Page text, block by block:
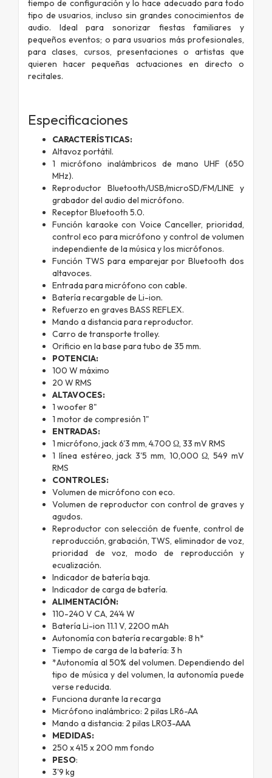
tiempo de configuración y lo hace adecuado para todo
tipo de usuarios, incluso sin grandes conocimientos de
audio. Ideal para sonorizar fiestas familiares y
pequeños eventos; o para usuarios más profesionales,
para clases, cursos, presentaciones o artistas que
quieren hacer pequeñas actuaciones en directo o
recitales.
Especificaciones
CARACTERÍSTICAS:
Altavoz portátil.
1 micrófono inalámbricos de mano UHF (650
MHz).
Reproductor Bluetooth/USB/microSD/FM/LINE y
grabador del audio del micrófono.
Receptor Bluetooth 5.0.
Función karaoke con Voice Canceller, prioridad,
control eco para micrófono y control de volumen
independiente de la música y los micrófonos.
Función TWS para emparejar por Bluetooth dos
altavoces.
Entrada para micrófono con cable.
Batería recargable de Li-ion.
Refuerzo en graves BASS REFLEX.
Mando a distancia para reproductor.
Carro de transporte trolley.
Orificio en la base para tubo de 35 mm.
POTENCIA:
100 W máximo
20 W RMS
ALTAVOCES:
1 woofer 8"
1 motor de compresión 1"
ENTRADAS:
1 micrófono, jack 6'3 mm, 4.700 Ω, 33 mV RMS
1 línea estéreo, jack 3'5 mm, 10,000 Ω, 549 mV
RMS
CONTROLES:
Volumen de micrófono con eco.
Volumen de reproductor con control de graves y
agudos.
Reproductor con selección de fuente, control de
reproducción, grabación, TWS, eliminador de voz,
prioridad de voz, modo de reproducción y
ecualización.
Indicador de batería baja.
Indicador de carga de batería.
ALIMENTACIÓN:
110-240 V CA, 24'4 W
Batería Li-ion 11.1 V, 2200 mAh
Autonomía con batería recargable: 8 h*
Tiempo de carga de la batería: 3 h
*Autonomía al 50% del volumen. Dependiendo del
tipo de música y del volumen, la autonomía puede
verse reducida.
Funciona durante la recarga
Micrófono inalámbrico: 2 pilas LR6-AA
Mando a distancia: 2 pilas LR03-AAA
MEDIDAS:
250 x 415 x 200 mm fondo
PESO:
3'9 kg